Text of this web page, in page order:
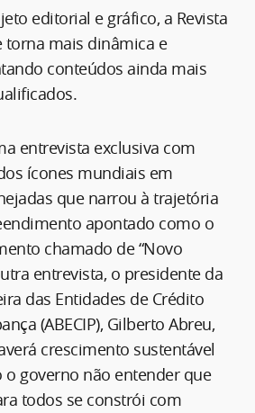
editorial e gráfico, a Revista
torna mais dinâmica e
conteúdos ainda mais
entrevista exclusiva com
ícones mundiais em
que narrou à trajetória
apontado como o
chamado de “Novo
entrevista, o presidente da
das Entidades de Crédito
(ABECIP), Gilberto Abreu,
crescimento sustentável
governo não entender que
todos se constrói com